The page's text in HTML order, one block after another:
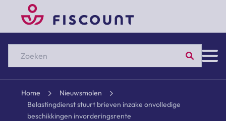
Zoeken
Home
Nieuwsmolen
Belastingdienst stuurt brieven inzake onvolledige
beschikkingen invorderingsrente